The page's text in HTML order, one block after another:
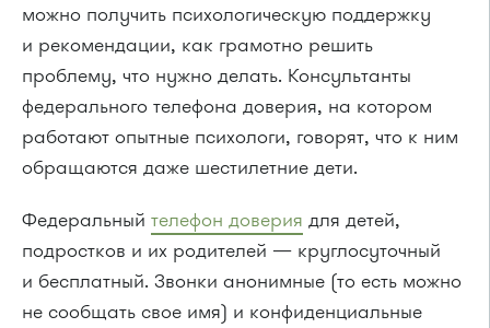
можно получить психологическую поддержку
и рекомендации, как грамотно решить
проблему, что нужно делать. Консультанты
федерального телефона доверия, на котором
работают опытные психологи, говорят, что к ним
обращаются даже шестилетние дети.
Федеральный телефон доверия для детей,
подростков и их родителей — круглосуточный
и бесплатный. Звонки анонимные (то есть можно
не сообщать свое имя) и конфиденциальные